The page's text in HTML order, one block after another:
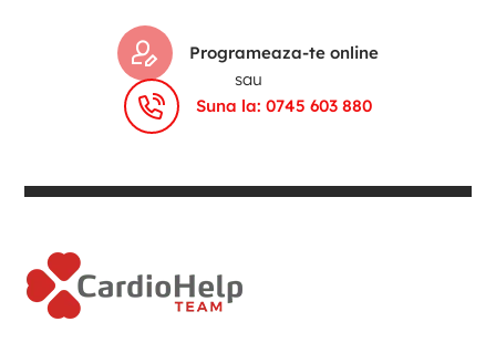
Programeaza-te online
sau
Suna la: 0745 603 880